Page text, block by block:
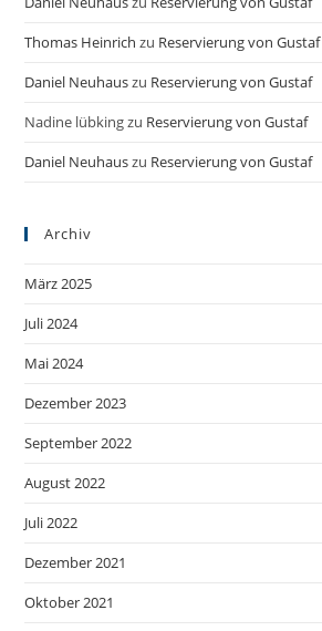
Thomas Heinrich zu Reservierung von Gustaf
Daniel Neuhauszu Reservierung von Gustaf
Nadine lübkingzu Reservierung von Gustaf
Daniel Neuhauszu Reservierung von Gustaf
Archiv
März 2025
Juli 2024
Mai 2024
Dezember 2023
September 2022
August 2022
Juli 2022
Dezember 2021
Oktober 2021